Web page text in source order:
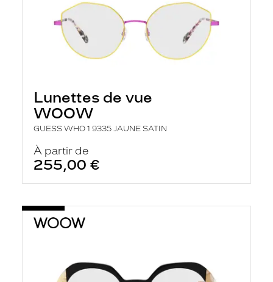
Lunettes de vue
WOOW
GUESS WHO 1 9335 JAUNE SATIN
À partir de
255,00 €